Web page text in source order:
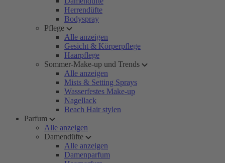
Herrendüfte
Bodyspray
Pflege
Alle anzeigen
Gesicht & Körperpflege
Haarpflege
Sommer-Make-up und Trends
Alle anzeigen
Mists & Setting Sprays
Wasserfestes Make-up
Nagellack
Beach Hair stylen
Parfum
Alle anzeigen
Damendüfte
Alle anzeigen
Damenparfum